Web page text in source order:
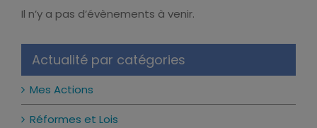
Notice
Il n’y a pas d’évènements à venir.
Actualité par catégories
Mes Actions
Réformes et Lois